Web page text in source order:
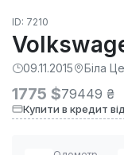
ID: 7210
09.11.2015 Біла
1775 $79449 ₴
Купити в кредит від